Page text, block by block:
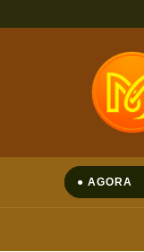
● AGORA